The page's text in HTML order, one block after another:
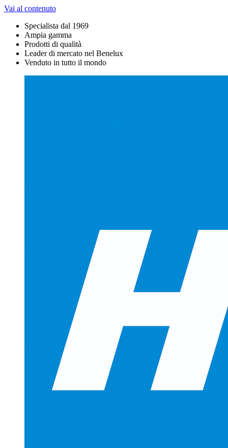
Vai al contenuto
Specialista dal 1969
Ampia gamma
Prodotti di qualità
Leader di mercato nel Benelux
Venduto in tutto il mondo